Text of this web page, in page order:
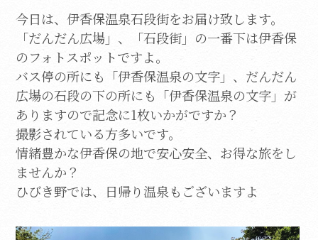
今日は、伊香保温泉石段街をお届け致します。
「だんだん広場」、「石段街」の一番下は伊香保
のフォトスポットですよ。
バス停の所にも「伊香保温泉の文字」、だんだん
広場の石段の下の所にも「伊香保温泉の文字」が
ありますので記念に1枚いかがですか？
撮影されている方多いです。
情緒豊かな伊香保の地で安心安全、お得な旅をし
ませんか？
ひびき野では、日帰り温泉もございますよ